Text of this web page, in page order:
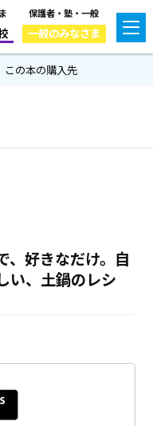
保護者・塾・一般
一般のみなさま
この本の購入先
、好きなだけ。自
い、土鍋のレシ